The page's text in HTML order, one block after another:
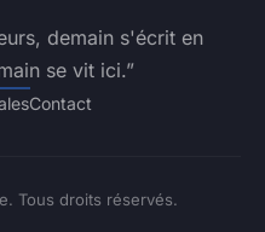
demain s'écrit en
se vit ici.”
Contact
Tous droits réservés.